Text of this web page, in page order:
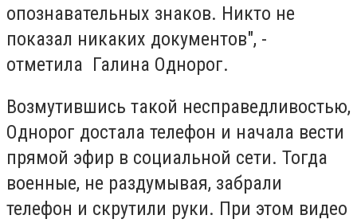
опознавательных знаков. Никто не
показал никаких документов", -
отметила Галина Однорог.
Возмутившись такой несправедливостью,
Однорог достала телефон и начала вести
прямой эфир в социальной сети. Тогда
военные, не раздумывая, забрали
телефон и скрутили руки. При этом видео